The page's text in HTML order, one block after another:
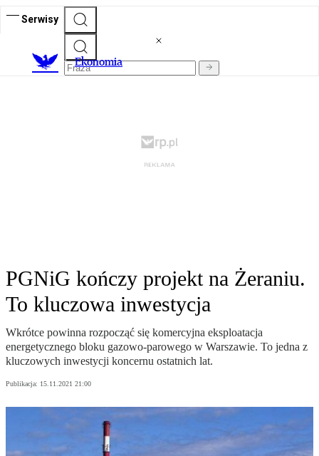
Serwisy
Ekonomia
PGNiG kończy projekt na Żeraniu.
To kluczowa inwestycja
Wkrótce powinna rozpocząć się komercyjna eksploatacja
energetycznego bloku gazowo-parowego w Warszawie. To jedna z
kluczowych inwestycji koncernu ostatnich lat.
Publikacja: 15.11.2021 21:00